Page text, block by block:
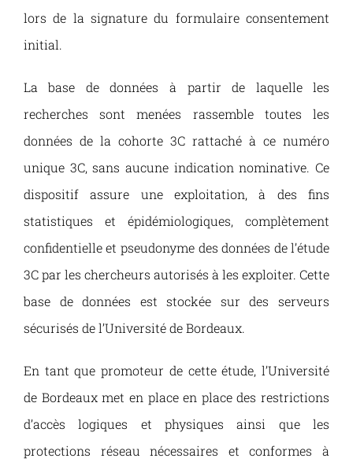
lors de la signature du formulaire consentement
initial.
La base de données à partir de laquelle les
recherches sont menées rassemble toutes les
données de la cohorte 3C rattaché à ce numéro
unique 3C, sans aucune indication nominative. Ce
dispositif assure une exploitation, à des fins
statistiques et épidémiologiques, complètement
confidentielle et pseudonyme des données de l’étude
3C par les chercheurs autorisés à les exploiter. Cette
base de données est stockée sur des serveurs
sécurisés de l’Université de Bordeaux.
En tant que promoteur de cette étude, l’Université
de Bordeaux met en place en place des restrictions
d’accès logiques et physiques ainsi que les
protections réseau nécessaires et conformes à